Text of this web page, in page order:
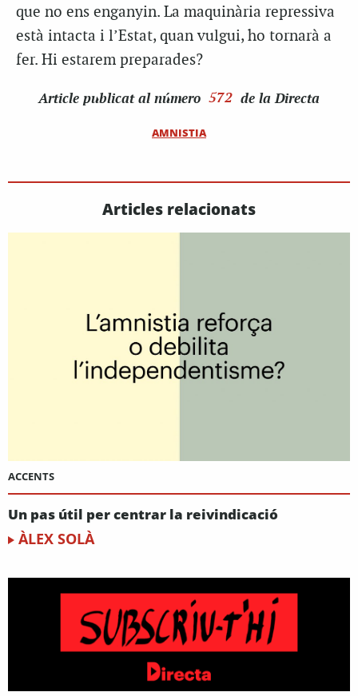
que no ens enganyin. La maquinària repressiva
està intacta i l’Estat, quan vulgui, ho tornarà a
fer. Hi estarem preparades?
Article publicat al número 572 de la Directa
AMNISTIA
Articles relacionats
ACCENTS
Un pas útil per centrar la reivindicació
ÀLEX SOLÀ